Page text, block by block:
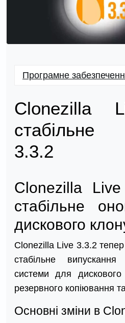
Програмне
Clonezilla
стабільне
3.3.2
Clonezilla
стабільне
дискового
Clonezilla Live 3.3.2
стабільне випускання
системи для дискового
резервного копіювання
Основні зміни в